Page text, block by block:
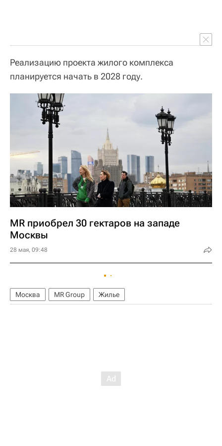
Реализацию проекта жилого комплекса
планируется начать в 2028 году.
MR приобрел 30 гектаров на западе
Москвы
28 мая, 09:48
Москва MR Group Жилье